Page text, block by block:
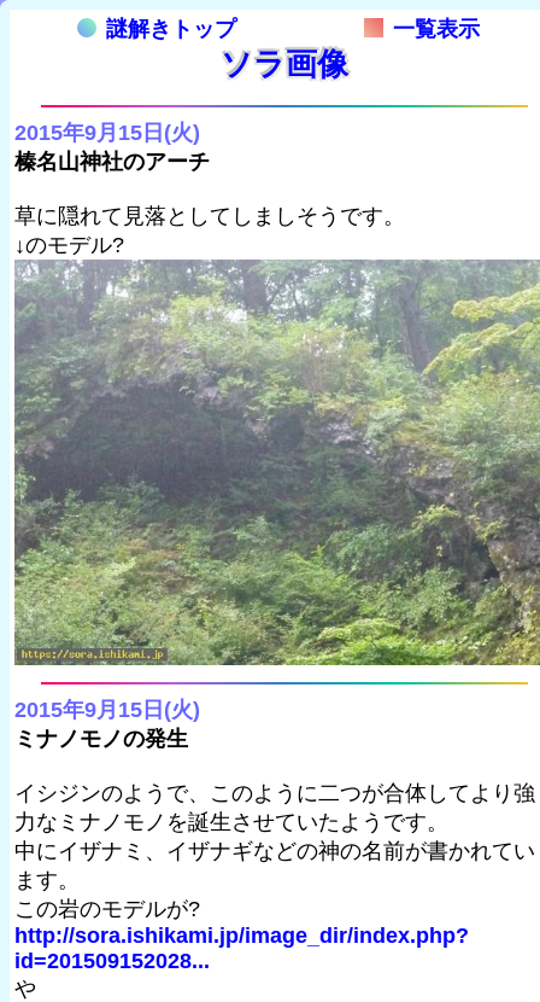
謎解きトップ 一覧表示
ソラ画像
2015年9月15日(火)
榛名山神社のアーチ
草に隠れて見落としてしましそうです。
↓のモデル?
2015年9月15日(火)
ミナノモノの発生
イシジンのようで、このように二つが合体してより強
力なミナノモノを誕生させていたようです。
中にイザナミ、イザナギなどの神の名前が書かれてい
ます。
この岩のモデルが?
http://sora.ishikami.jp/image_dir/index.php?
id=201509152028...
や